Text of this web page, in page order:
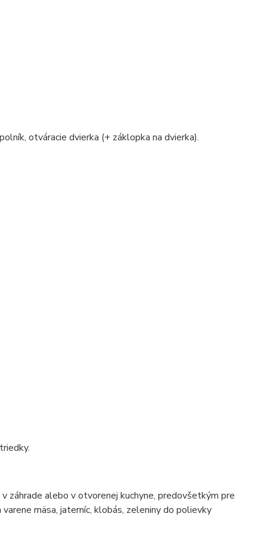
otváracie dvierka (+ záklopka na dvierka).
záhrade alebo v otvorenej kuchyne, predovšetkým pre
mäsa, jaterníc, klobás, zeleniny do polievky